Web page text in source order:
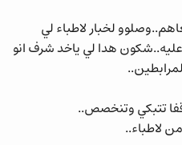
لخبار لاطباء لي
عليه..شكون هدا لي ياخد شرف انو
تتبكي وتنخصص..
لاطباء..